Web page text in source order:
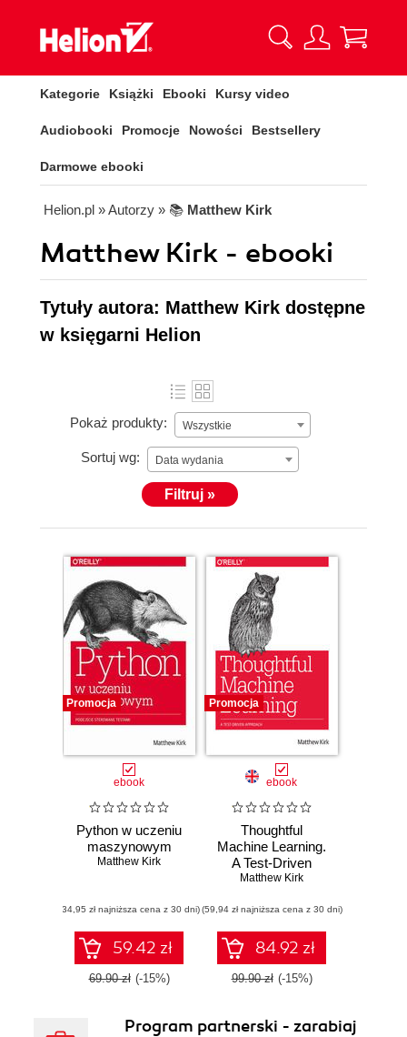
Kategorie Książki Ebooki Kursy video
Audiobooki Promocje Nowości Bestsellery
Darmowe ebooki
Helion.pl » Autorzy » 📚 Matthew Kirk
Matthew Kirk - ebooki
Tytuły autora: Matthew Kirk dostępne
w księgarni Helion
Pokaż produkty: Wszystkie
Sortuj wg: Data wydania
Filtruj »
Promocja
ebook
Python w uczeniu
maszynowym
Matthew Kirk
(34,95 zł najniższa cena z 30 dni)
59.42 zł
69.90 zł (-15%)
Promocja
ebook
Thoughtful
Machine Learning.
A Test-Driven
Approach
Matthew Kirk
(59,94 zł najniższa cena z 30 dni)
84.92 zł
99.90 zł (-15%)
Program partnerski - zarabiaj